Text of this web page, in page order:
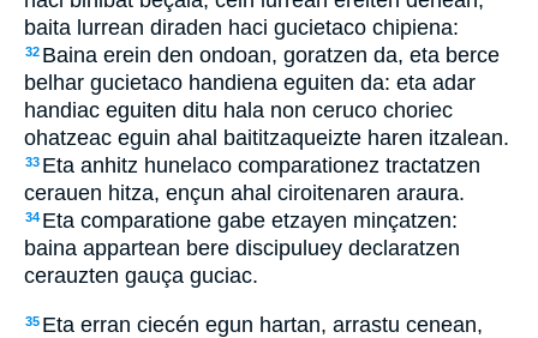
baita lurrean diraden haci gucietaco chipiena:
32 Baina erein den ondoan, goratzen da, eta berce
belhar gucietaco handiena eguiten da: eta adar
handiac eguiten ditu hala non ceruco choriec
ohatzeac eguin ahal baititzaqueizte haren itzalean.
33 Eta anhitz hunelaco comparationez tractatzen
cerauen hitza, ençun ahal ciroitenaren araura.
34 Eta comparatione gabe etzayen minçatzen:
baina appartean bere discipuluey declaratzen
cerauzten gauça guciac.
35 Eta erran ciecén egun hartan, arrastu cenean,